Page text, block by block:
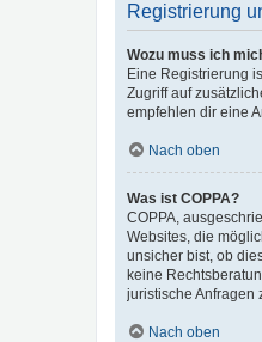
Registrierung
Wozu muss ich
Eine Registrierung
Zugriff auf
empfehlen dir eine
Nach oben
Was ist COPPA?
COPPA,
Websites, die
unsicher bist, ob
keine
juristische Anfragen
Nach oben